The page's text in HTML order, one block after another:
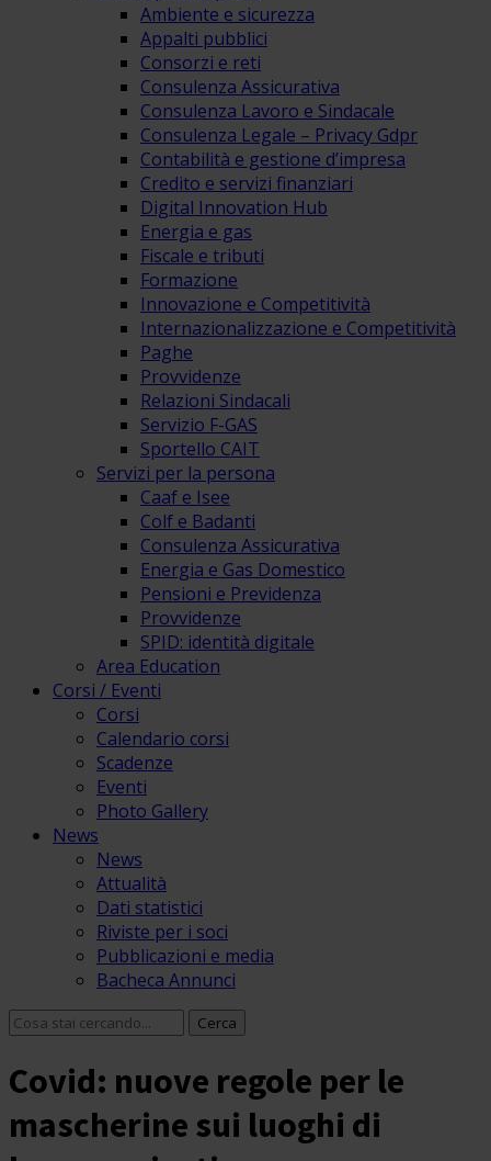
Ambiente e sicurezza
Appalti pubblici
Consorzi e reti
Consulenza Assicurativa
Consulenza Lavoro e Sindacale
Consulenza Legale – Privacy Gdpr
Contabilità e gestione d’impresa
Credito e servizi finanziari
Digital Innovation Hub
Energia e gas
Fiscale e tributi
Formazione
Innovazione e Competitività
Internazionalizzazione e Competitività
Paghe
Provvidenze
Relazioni Sindacali
Servizio F-GAS
Sportello CAIT
Servizi per la persona
Caaf e Isee
Colf e Badanti
Consulenza Assicurativa
Energia e Gas Domestico
Pensioni e Previdenza
Provvidenze
SPID: identità digitale
Area Education
Corsi / Eventi
Corsi
Calendario corsi
Scadenze
Eventi
Photo Gallery
News
News
Attualità
Dati statistici
Riviste per i soci
Pubblicazioni e media
Bacheca Annunci
Covid: nuove regole per le
mascherine sui luoghi di